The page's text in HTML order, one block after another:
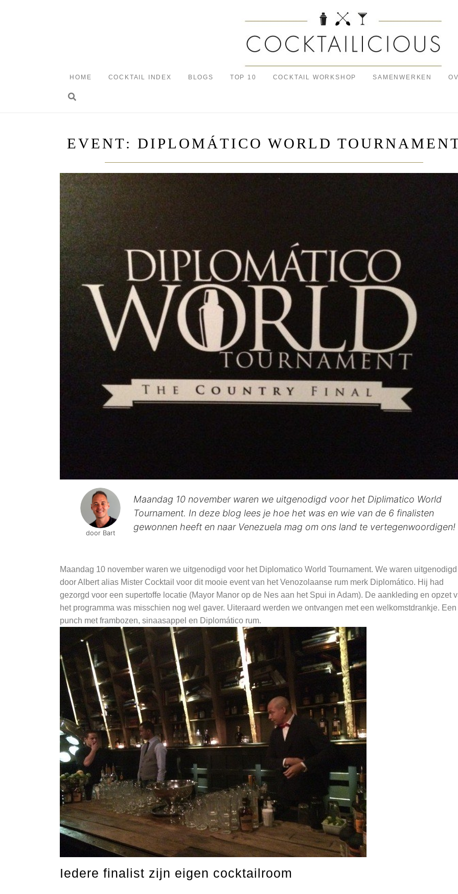
HOME COCKTAIL INDEX BLOGS TOP 10 COCKTAIL WORKSHOP SAMENWERKEN
Toggle search
EVENT: DIPLOMÁTICO WORLD
door Bart
Maandag 10 november waren we uitgenodigd voor het Diplimatico World
Tournament. In deze blog lees je hoe het was en wie van de 6 finalisten
gewonnen heeft en naar Venezuela mag om ons land te vertegenwoordigen!
Maandag 10 november waren we uitgenodigd voor het Diplomatico World Tournament. We waren uitgenodigd
door Albert alias Mister Cocktail voor dit mooie event van het Venozolaanse rum merk Diplomático. Hij had
gezorgd voor een supertoffe locatie (Mayor Manor op de Nes aan het Spui in Adam). De aankleding en opzet
het programma was misschien nog wel gaver. Uiteraard werden we ontvangen met een welkomstdrankje. Een
punch met frambozen, sinaasappel en Diplomático rum.
Iedere finalist zijn eigen cocktailroom